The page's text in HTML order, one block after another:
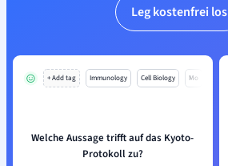
Leg kostenfrei los
+ Add tag Immunology Cell Biology Mo
Welche Aussage trifft auf das Kyoto-
Protokoll zu?